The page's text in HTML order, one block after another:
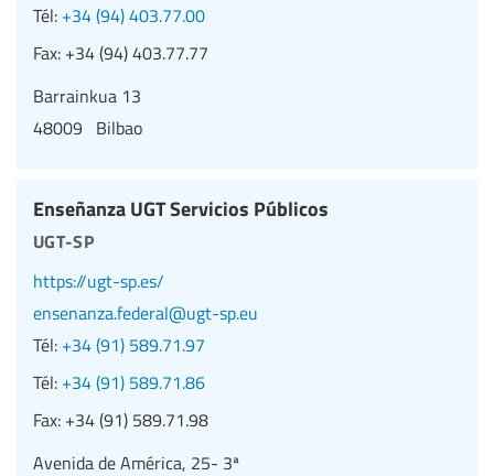
Tél: +34 (94) 403.77.00
Fax: +34 (94) 403.77.77
Barrainkua 13
48009 Bilbao
Enseñanza UGT Servicios Públicos
ugt-sp
https://ugt-sp.es/
ensenanza.federal@ugt-sp.eu
Tél: +34 (91) 589.71.97
Tél: +34 (91) 589.71.86
Fax: +34 (91) 589.71.98
Avenida de América, 25- 3ª